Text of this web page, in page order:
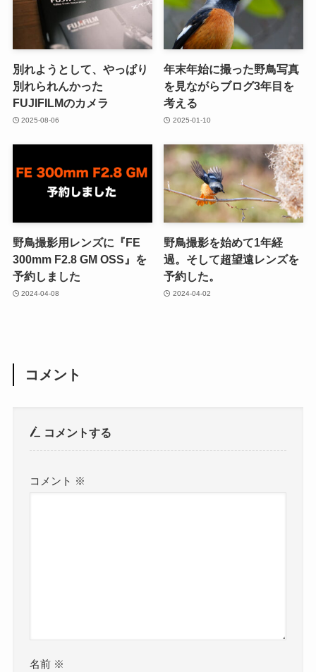
別れようとして、やっぱり
別れられんかった
FUJIFILMのカメラ
2025-08-06
年末年始に撮った野鳥写真
を見ながらブログ3年目を
考える
2025-01-10
野鳥撮影用レンズに『FE
300mm F2.8 GM OSS』を
予約しました
2024-04-08
野鳥撮影を始めて1年経
過。そして超望遠レンズを
予約した。
2024-04-02
コメント
コメントする
コメント ※
名前 ※